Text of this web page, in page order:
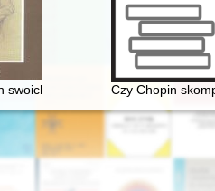
i dzień dzisiejszy.
swoich uczniów Czy Chopin